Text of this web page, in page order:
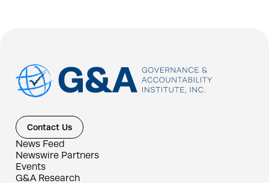
Contact Us
News Feed
Newswire Partners
Events
G&A Research